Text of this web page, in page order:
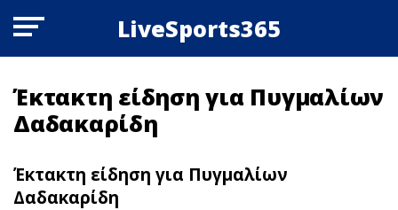
LiveSports365
Έκτακτη είδηση για Πυγμαλίων
Δαδακαρίδη
Έκτακτη είδηση για Πυγμαλίων
Δαδακαρίδη